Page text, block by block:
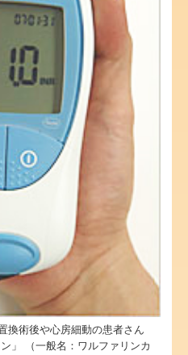
換術後や心房細動の患者さん
」 （一般名：ワルファリンカ